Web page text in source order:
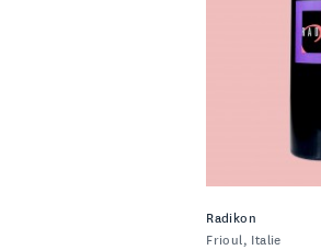
Radikon
Frioul, Italie